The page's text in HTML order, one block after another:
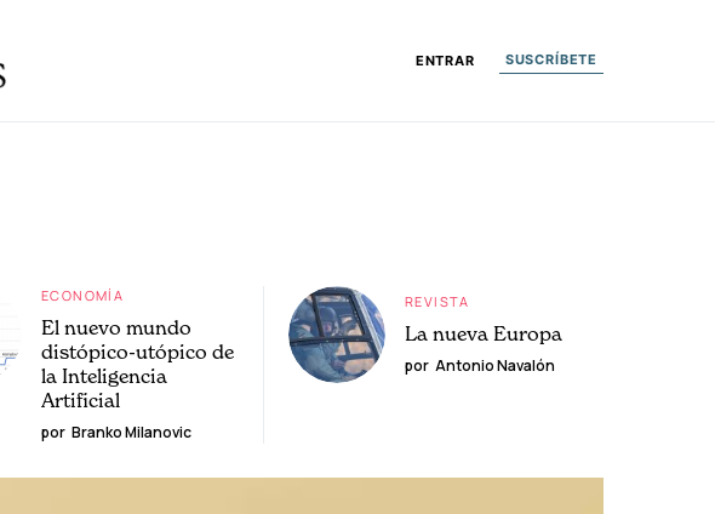
ENTRAR SUSCRÍBETE
ECONOMÍA
El nuevo mundo
distópico-utópico de
la Inteligencia
Artificial
por Branko Milanovic
REVISTA
La nueva Europa
por Antonio Navalón